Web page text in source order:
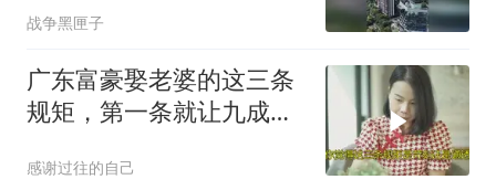
战争黑匣子
广东富豪娶老婆的这三条
规矩，第一条就让九成姑
感谢过往的自己